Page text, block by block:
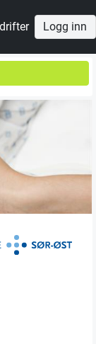
Logg inn